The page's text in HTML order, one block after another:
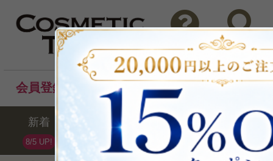
問い合わせ 検索
会員登録後のお買い物でポイントプレゼント！
新着
8/5 UP!
セール ランキング ブ